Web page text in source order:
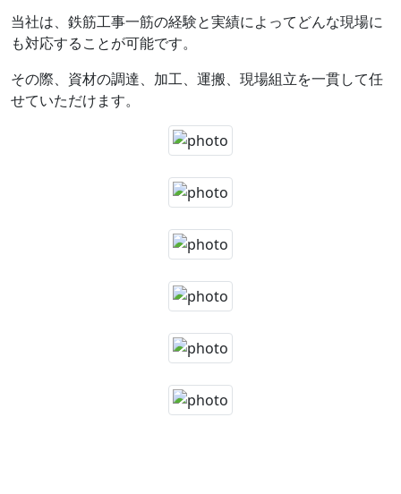
当社は、鉄筋工事一筋の経験と実績によってどんな現場に
も対応することが可能です。
その際、資材の調達、加工、運搬、現場組立を一貫して任
せていただけます。